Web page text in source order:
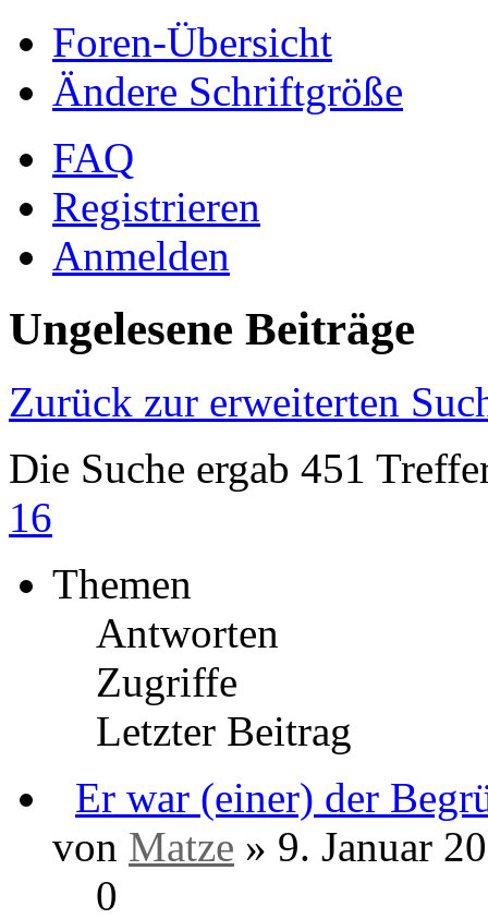
Foren-Übersicht
Ändere Schriftgröße
FAQ
Registrieren
Anmelden
Ungelesene Beiträge
Zurück zur erweiterten
Die Suche ergab 451
16
Themen
Antworten
Zugriffe
Letzter Beitrag